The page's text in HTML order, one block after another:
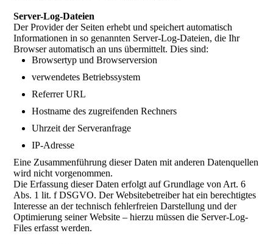
Server-Log-Dateien
Der Provider der Seiten erhebt und speichert automatisch
Informationen in so genannten Server-Log-Dateien, die Ihr
Browser automatisch an uns übermittelt. Dies sind:
Browsertyp und Browserversion
verwendetes Betriebssystem
Referrer URL
Hostname des zugreifenden Rechners
Uhrzeit der Serveranfrage
IP-Adresse
Eine Zusammenführung dieser Daten mit anderen Datenquellen
wird nicht vorgenommen.
Die Erfassung dieser Daten erfolgt auf Grundlage von Art. 6
Abs. 1 lit. f DSGVO. Der Websitebetreiber hat ein berechtigtes
Interesse an der technisch fehlerfreien Darstellung und der
Optimierung seiner Website – hierzu müssen die Server-Log-
Files erfasst werden.